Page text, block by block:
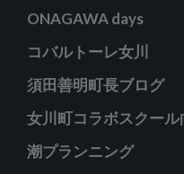
ONAGAWA days
コバルトーレ女川
須田善明町長ブログ
女川町コラボスクール
潮プランニング